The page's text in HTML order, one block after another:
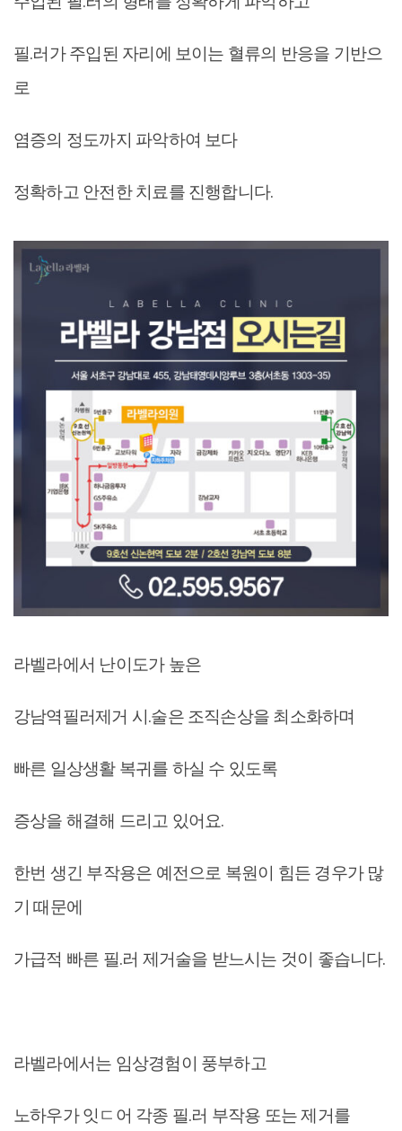
필.러가 주입된 자리에 보이는 혈류의 반응을 기반으
로
염증의 정도까지 파악하여 보다
정확하고 안전한 치료를 진행합니다.
라벨라에서 난이도가 높은
강남역필러제거 시.술은 조직손상을 최소화하며
빠른 일상생활 복귀를 하실 수 있도록
증상을 해결해 드리고 있어요.
한번 생긴 부작용은 예전으로 복원이 힘든 경우가 많
기 때문에
가급적 빠른 필.러 제거술을 받느시는 것이 좋습니다.
라벨라에서는 임상경험이 풍부하고
노하우가 잇ㄷ어 각종 필.러 부작용 또는 제거를